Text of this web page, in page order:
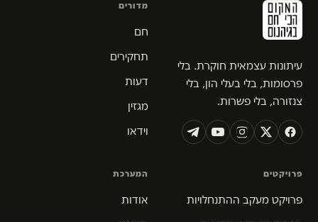
עיתונות עצמאית חוקרת. בלי
פרסומות, בלי בעלי הון, בלי
צנזורה, בלי פשרות.
מדורים
חם
תחקירים
דעות
מגזין
וידאו
פרויקטים
פרויקט מעקב ההתנחלויות
המערכת
אודות